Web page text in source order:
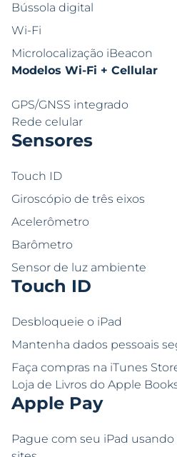
Bússola digital
Wi-Fi
Microlocalização iBeacon
Modelos Wi-Fi + Cellular
GPS/GNSS integrado
Rede celular
Sensores
Touch ID
Giroscópio de três eixos
Acelerômetro
Barômetro
Sensor de luz ambiente
Touch ID
Desbloqueie o iPad
Mantenha dados pessoais
Faça compras na iTunes
Loja de Livros do Apple
Apple Pay
Pague com seu iPad